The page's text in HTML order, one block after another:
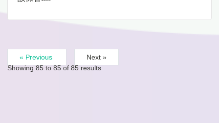
« Previous
Next »
Showing 85 to 85 of 85 results